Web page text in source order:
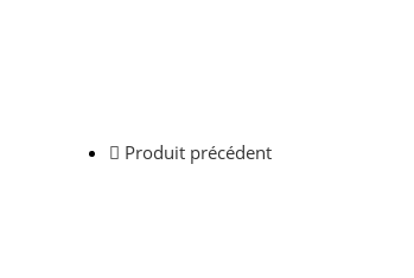
Produit précédent